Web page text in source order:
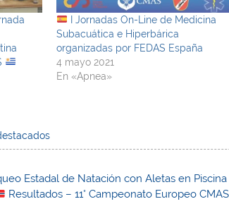
I Jornadas On-Line de Medicina
Subacuática e Hiperbárica
organizadas por FEDAS España
4 mayo 2021
En «Apnea»
Estadal de Natación con Aletas en
Resultados – 11° Campeonato Europeo